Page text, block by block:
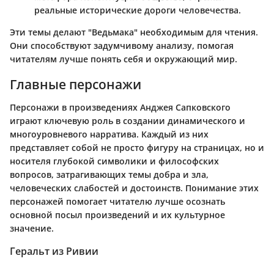
реальные исторические дороги человечества.
Эти темы делают "Ведьмака" необходимым для чтения.
Они способствуют задумчивому анализу, помогая
читателям лучше понять себя и окружающий мир.
Главные персонажи
Персонажи в произведениях Анджея Сапковского
играют ключевую роль в создании динамического и
многоуровневого нарратива. Каждый из них
представляет собой не просто фигуру на страницах, но и
носителя глубокой символики и философских
вопросов, затрагивающих темы добра и зла,
человеческих слабостей и достоинств. Понимание этих
персонажей помогает читателю лучше осознать
основной посыл произведений и их культурное
значение.
Геральт из Ривии